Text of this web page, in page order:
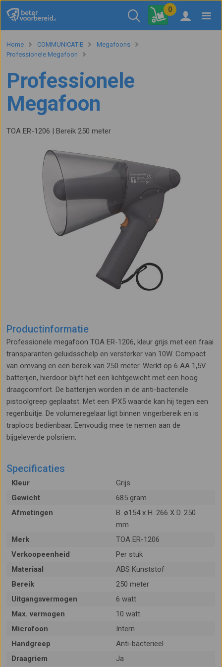
0
Home COMMUNICATIE
Megafoons
Professionele Megafoon
Professionele
Megafoon
TOA ER-1206 | Bereik 250 meter
Productinformatie
Professionele megafoon TOA ER-1206, kleur grijs met een fraai
transparanten geluidsschelp en versterker van 10W. Compact
van omvang en een bereik van 250 meter. Werkt op 6 AA 1,5V
batterijen, hierdoor blijft het een lichtgewicht met een hoog
draagcomfort. De batterijen worden in de anti-bacteriële
pistoolgreep geplaatst. Met een IPX5 waarde kan hij tegen een
regenbuitje. De volumeregelaar ligt binnen vingerbereik en is
traploos bedienbaar. Eenvoudig mee te nemen aan de
bijgeleverde polsriem.
Specificaties
Kleur
Grijs
Gewicht
685 gram
Afmetingen
B. ø154 x H. 266 X D. 250
mm
Merk
TOA ER-1206
Verkoopeenheid
Per stuk
Materiaal
ABS Kunststof
Bereik
250 meter
Uitgangsvermogen
6 watt
Max. vermogen
10 watt
Microfoon
Intern
Handgreep
Anti-bacterieel
Draagriem
Ja